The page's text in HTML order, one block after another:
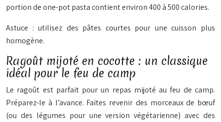
portion de one-pot pasta contient environ 400 à 500 calories.
Astuce : utilisez des pâtes courtes pour une cuisson plus
homogène.
Ragoût mijoté en cocotte : un classique
idéal pour le feu de camp
Le ragoût est parfait pour un repas mijoté au feu de camp.
Préparez-le à l’avance. Faites revenir des morceaux de bœuf
(ou des légumes pour une version végétarienne) avec des